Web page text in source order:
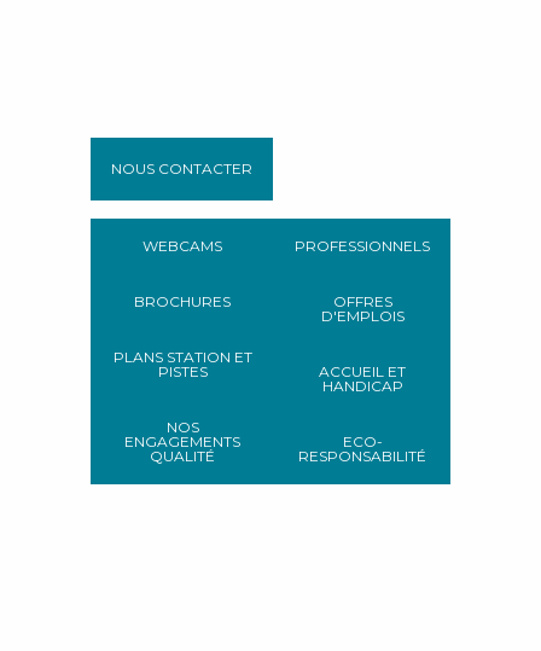
NOUS CONTACTER
WEBCAMS
BROCHURES
PLANS STATION ET
PISTES
NOS
ENGAGEMENTS
QUALITÉ
PROFESSIONNELS
OFFRES
D'EMPLOIS
ACCUEIL ET
HANDICAP
ECO-
RESPONSABILITÉ